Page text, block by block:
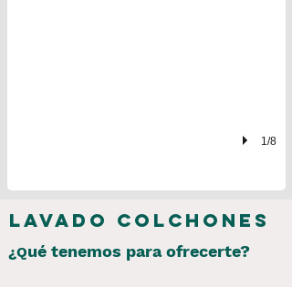
1/8
Lavado Colchones
¿Qué tenemos para ofrecerte?